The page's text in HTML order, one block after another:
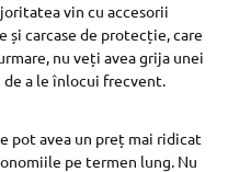
vin cu accesorii
și carcase de protecție, care
nu veți avea grija unei
a le înlocui frecvent.
pot avea un preț mai ridicat
pe termen lung. Nu